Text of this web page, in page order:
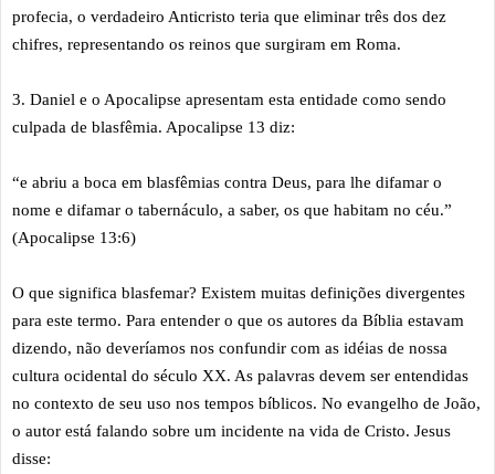
profecia, o verdadeiro Anticristo teria que eliminar três dos dez
chifres, representando os reinos que surgiram em Roma.
3. Daniel e o Apocalipse apresentam esta entidade como sendo
culpada de blasfêmia. Apocalipse 13 diz:
“e abriu a boca em blasfêmias contra Deus, para lhe difamar o
nome e difamar o tabernáculo, a saber, os que habitam no céu.”
(Apocalipse 13:6)
O que significa blasfemar? Existem muitas definições divergentes
para este termo. Para entender o que os autores da Bíblia estavam
dizendo, não deveríamos nos confundir com as idéias de nossa
cultura ocidental do século XX. As palavras devem ser entendidas
no contexto de seu uso nos tempos bíblicos. No evangelho de João,
o autor está falando sobre um incidente na vida de Cristo. Jesus
disse: